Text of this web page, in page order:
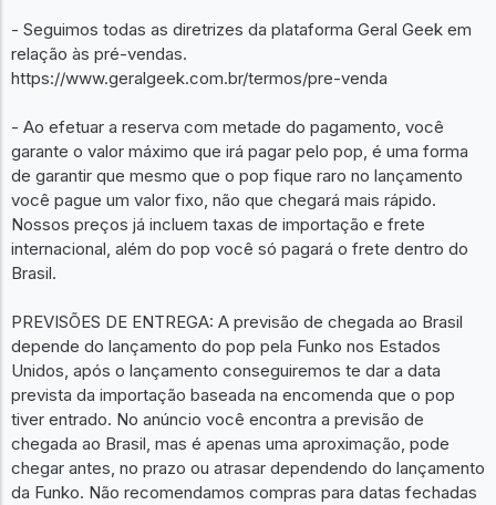
- Seguimos todas as diretrizes da plataforma Geral Geek em
relação às pré-vendas.
https://www.geralgeek.com.br/termos/pre-venda
- Ao efetuar a reserva com metade do pagamento, você
garante o valor máximo que irá pagar pelo pop, é uma forma
de garantir que mesmo que o pop fique raro no lançamento
você pague um valor fixo, não que chegará mais rápido.
Nossos preços já incluem taxas de importação e frete
internacional, além do pop você só pagará o frete dentro do
Brasil.
PREVISÕES DE ENTREGA: A previsão de chegada ao Brasil
depende do lançamento do pop pela Funko nos Estados
Unidos, após o lançamento conseguiremos te dar a data
prevista da importação baseada na encomenda que o pop
tiver entrado. No anúncio você encontra a previsão de
chegada ao Brasil, mas é apenas uma aproximação, pode
chegar antes, no prazo ou atrasar dependendo do lançamento
da Funko. Não recomendamos compras para datas fechadas